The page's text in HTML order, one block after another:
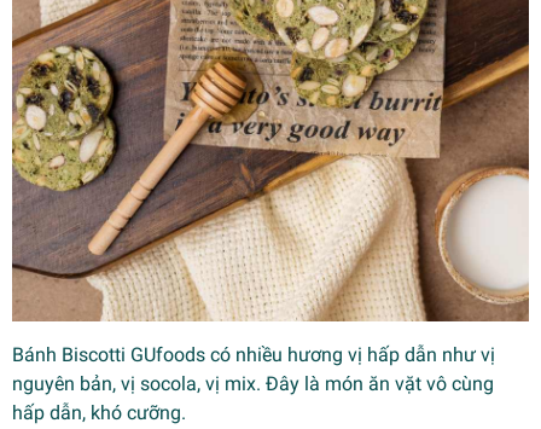
Bánh Biscotti GUfoods có nhiều hương vị hấp dẫn như vị
nguyên bản, vị socola, vị mix. Đây là món ăn vặt vô cùng
hấp dẫn, khó cưỡng.